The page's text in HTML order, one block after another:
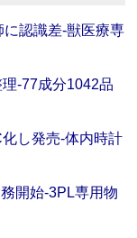
認識差‐獣医療専
‐77成分1042品
し発売‐体内時計
開始‐3PL専用物